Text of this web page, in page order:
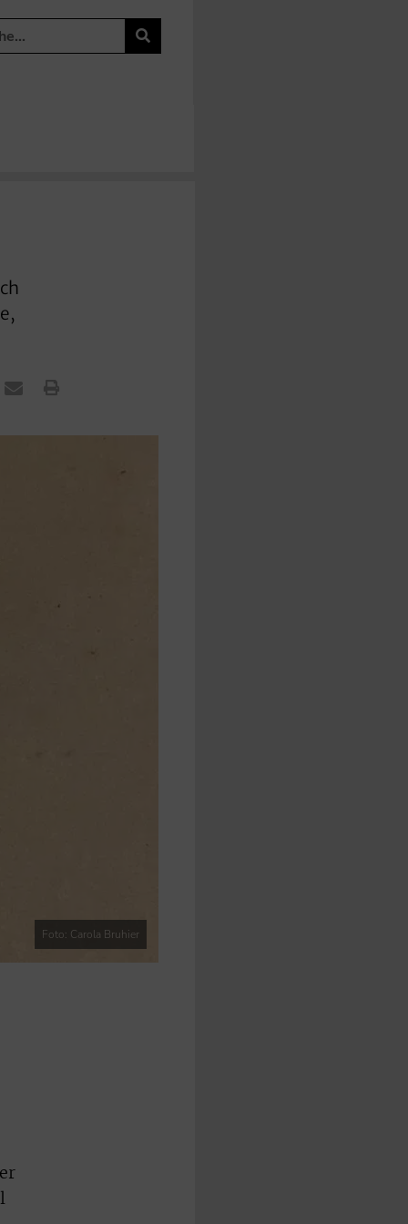
Foto: Carola Bruhier